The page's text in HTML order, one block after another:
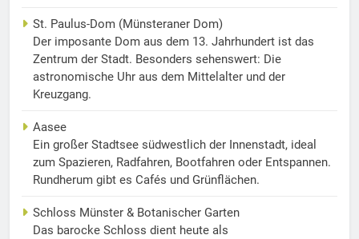
St. Paulus-Dom (Münsteraner Dom)
Der imposante Dom aus dem 13. Jahrhundert ist das
Zentrum der Stadt. Besonders sehenswert: Die
astronomische Uhr aus dem Mittelalter und der
Kreuzgang.
Aasee
Ein großer Stadtsee südwestlich der Innenstadt, ideal
zum Spazieren, Radfahren, Bootfahren oder Entspannen.
Rundherum gibt es Cafés und Grünflächen.
Schloss Münster & Botanischer Garten
Das barocke Schloss dient heute als